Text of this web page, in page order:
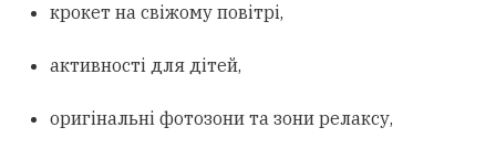
крокет на свіжому повітрі,
активності для дітей,
оригінальні фотозони та зони релаксу,